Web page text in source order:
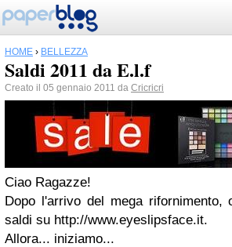
HOME › BELLEZZA
Saldi 2011 da E.l.f
Creato il 05 gennaio 2011 da Cricricri
Ciao Ragazze!
Dopo l'arrivo del mega rifornimento,
saldi su http://www.eyeslipsface.it.
Allora... iniziamo...